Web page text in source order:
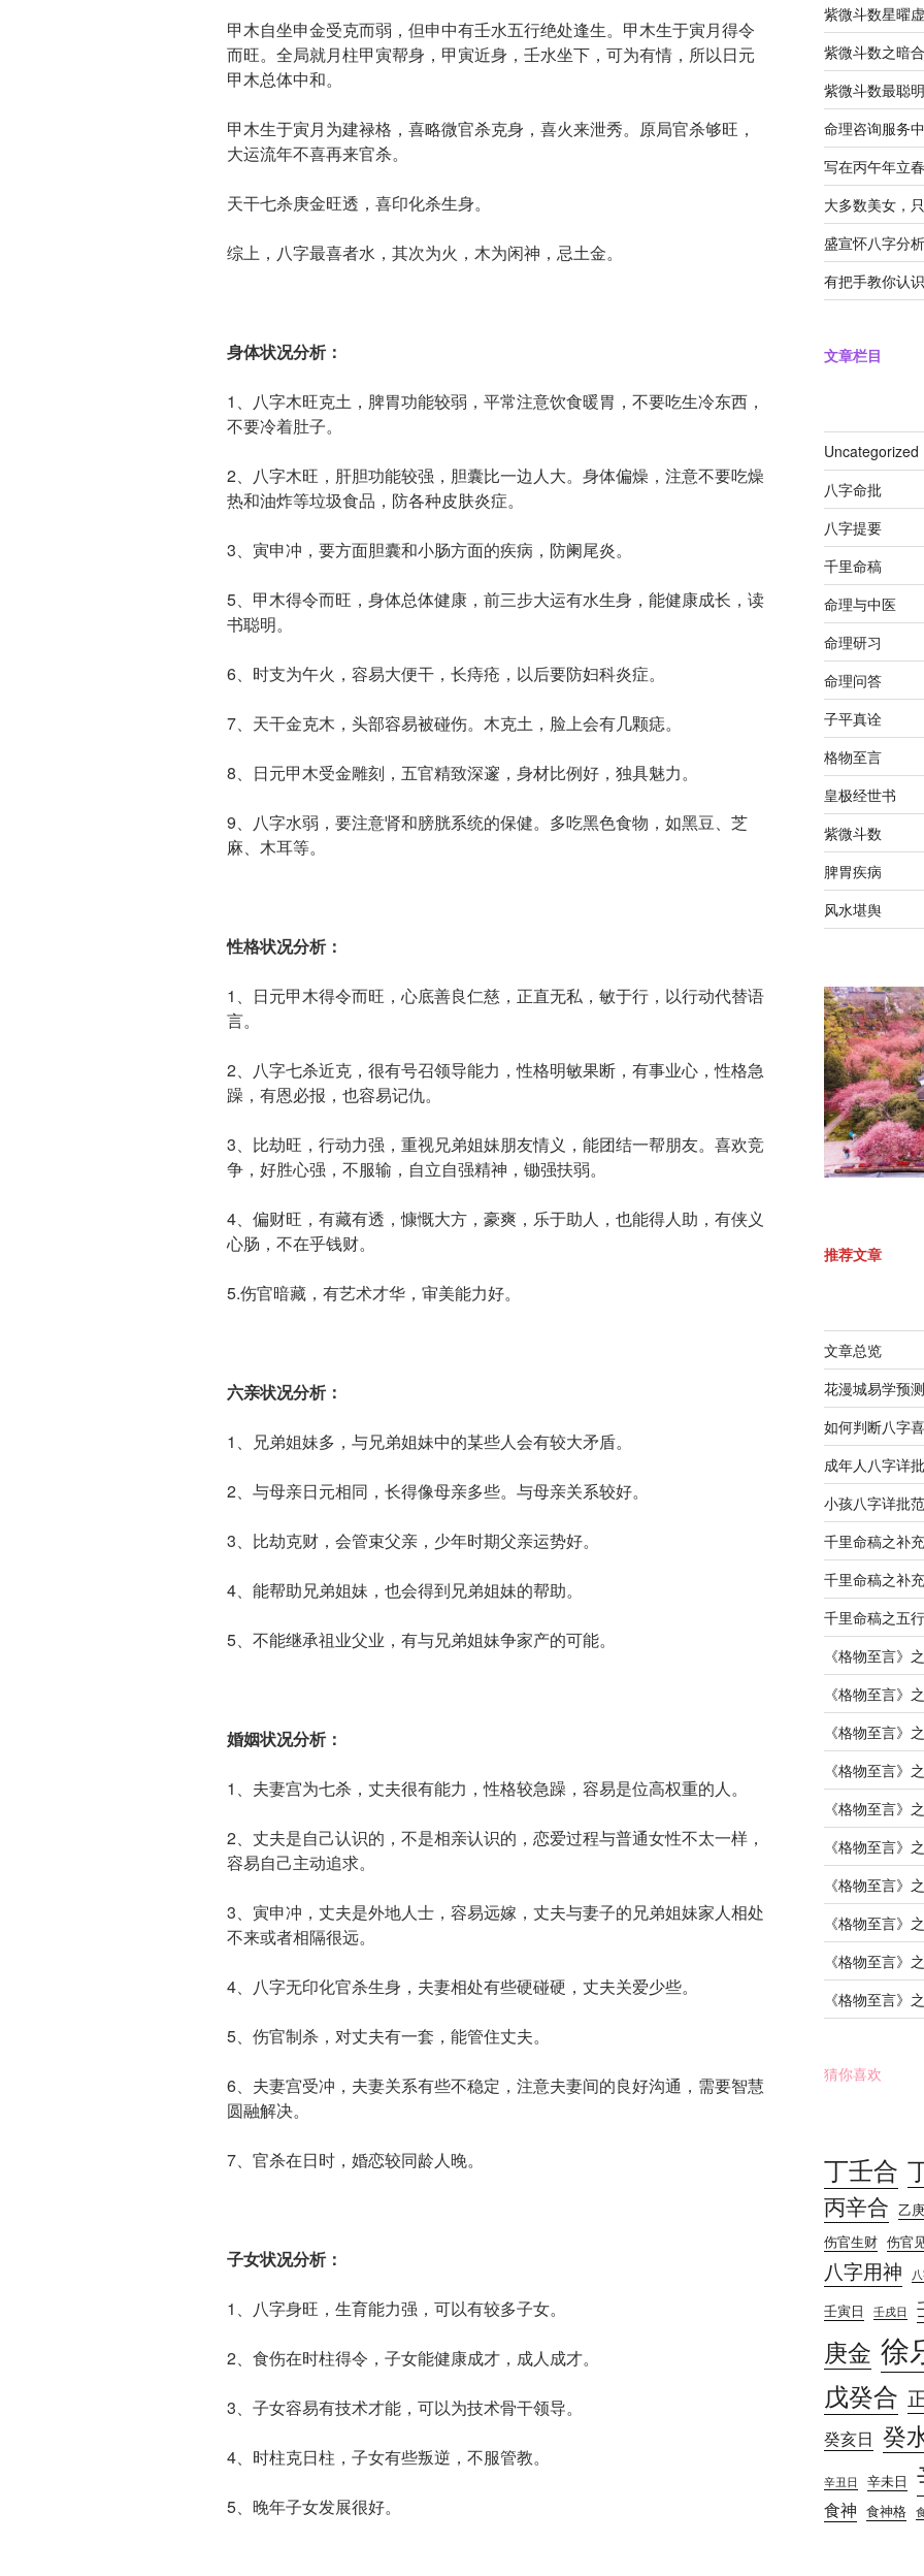
甲木自坐申金受克而弱，但申中有壬水五行绝处逢生。甲木生于寅月得令
而旺。全局就月柱甲寅帮身，甲寅近身，壬水坐下，可为有情，所以日元
甲木总体中和。
甲木生于寅月为建禄格，喜略微官杀克身，喜火来泄秀。原局官杀够旺，
大运流年不喜再来官杀。
天干七杀庚金旺透，喜印化杀生身。
综上，八字最喜者水，其次为火，木为闲神，忌土金。
身体状况分析：
1、八字木旺克土，脾胃功能较弱，平常注意饮食暖胃，不要吃生冷东西，
不要冷着肚子。
2、八字木旺，肝胆功能较强，胆囊比一边人大。身体偏燥，注意不要吃燥
热和油炸等垃圾食品，防各种皮肤炎症。
3、寅申冲，要方面胆囊和小肠方面的疾病，防阑尾炎。
5、甲木得令而旺，身体总体健康，前三步大运有水生身，能健康成长，读
书聪明。
6、时支为午火，容易大便干，长痔疮，以后要防妇科炎症。
7、天干金克木，头部容易被碰伤。木克土，脸上会有几颗痣。
8、日元甲木受金雕刻，五官精致深邃，身材比例好，独具魅力。
9、八字水弱，要注意肾和膀胱系统的保健。多吃黑色食物，如黑豆、芝
麻、木耳等。
性格状况分析：
1、日元甲木得令而旺，心底善良仁慈，正直无私，敏于行，以行动代替语
言。
2、八字七杀近克，很有号召领导能力，性格明敏果断，有事业心，性格急
躁，有恩必报，也容易记仇。
3、比劫旺，行动力强，重视兄弟姐妹朋友情义，能团结一帮朋友。喜欢竞
争，好胜心强，不服输，自立自强精神，锄强扶弱。
4、偏财旺，有藏有透，慷慨大方，豪爽，乐于助人，也能得人助，有侠义
心肠，不在乎钱财。
5.伤官暗藏，有艺术才华，审美能力好。
六亲状况分析：
1、兄弟姐妹多，与兄弟姐妹中的某些人会有较大矛盾。
2、与母亲日元相同，长得像母亲多些。与母亲关系较好。
3、比劫克财，会管束父亲，少年时期父亲运势好。
4、能帮助兄弟姐妹，也会得到兄弟姐妹的帮助。
5、不能继承祖业父业，有与兄弟姐妹争家产的可能。
婚姻状况分析：
1、夫妻宫为七杀，丈夫很有能力，性格较急躁，容易是位高权重的人。
2、丈夫是自己认识的，不是相亲认识的，恋爱过程与普通女性不太一样，
容易自己主动追求。
3、寅申冲，丈夫是外地人士，容易远嫁，丈夫与妻子的兄弟姐妹家人相处
不来或者相隔很远。
4、八字无印化官杀生身，夫妻相处有些硬碰硬，丈夫关爱少些。
5、伤官制杀，对丈夫有一套，能管住丈夫。
6、夫妻宫受冲，夫妻关系有些不稳定，注意夫妻间的良好沟通，需要智慧
圆融解决。
7、官杀在日时，婚恋较同龄人晚。
子女状况分析：
1、八字身旺，生育能力强，可以有较多子女。
2、食伤在时柱得令，子女能健康成才，成人成才。
3、子女容易有技术才能，可以为技术骨干领导。
4、时柱克日柱，子女有些叛逆，不服管教。
5、晚年子女发展很好。
紫微斗数星曜
紫微斗数之暗
紫微斗数最聪
命理咨询服务
写在丙午年立春
大多数美女，
盛宣怀八字分析
有把手教你认
文章栏目
Uncategorized
八字命批
八字提要
千里命稿
命理与中医
命理研习
命理问答
子平真诠
格物至言
皇极经世书
紫微斗数
脾胃疾病
风水堪舆
推荐文章
文章总览
花漫城易学预
如何判断八字
成年人八字详
小孩八字详批
千里命稿之补
千里命稿之补
千里命稿之五
《格物至言》
《格物至言》
《格物至言》
《格物至言》
《格物至言》
《格物至言》
《格物至言》
《格物至言》
《格物至言》
《格物至言》
猜你喜欢
丁壬合
丙辛合 乙
伤官生财 伤官
八字用神
壬寅日 壬戌日
庚金 徐
戊癸合
癸亥日 癸
辛丑日 辛未日
食神 食神格